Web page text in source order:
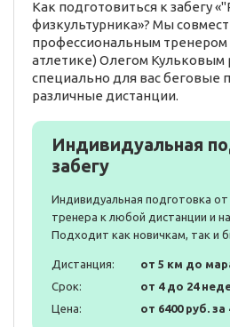
Как подготовиться к забегу
физкультурника»? Мы
профессиональным
атлетике) Олегом Кульковым
специально для вас беговые
различные дистанции.
Индивидуальная
забегу
Индивидуальная подготовка
тренера к любой дистанции и
Подходит как новичкам, так и
Дистанция:
от 5 км до
Срок:
от 4 до 24
Цена:
от 6400 руб. за